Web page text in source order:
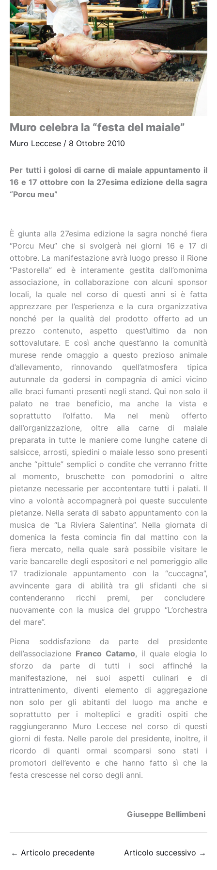
Muro celebra la “festa del maiale”
Muro Leccese / 8 Ottobre 2010
Per tutti i golosi di carne di maiale appuntamento il
16 e 17 ottobre con la 27esima edizione della sagra
“Porcu meu”
È giunta alla 27esima edizione la sagra nonché fiera
“Porcu Meu” che si svolgerà nei giorni 16 e 17 di
ottobre. La manifestazione avrà luogo presso il Rione
“Pastorella” ed è interamente gestita dall’omonima
associazione, in collaborazione con alcuni sponsor
locali, la quale nel corso di questi anni si è fatta
apprezzare per l’esperienza e la cura organizzativa
nonché per la qualità del prodotto offerto ad un
prezzo contenuto, aspetto quest’ultimo da non
sottovalutare. E così anche quest’anno la comunità
murese rende omaggio a questo prezioso animale
d’allevamento, rinnovando quell’atmosfera tipica
autunnale da godersi in compagnia di amici vicino
alle braci fumanti presenti negli stand. Qui non solo il
palato ne trae beneficio, ma anche la vista e
soprattutto l’olfatto. Ma nel menù offerto
dall’organizzazione, oltre alla carne di maiale
preparata in tutte le maniere come lunghe catene di
salsicce, arrosti, spiedini o maiale lesso sono presenti
anche “pittule” semplici o condite che verranno fritte
al momento, bruschette con pomodorini o altre
pietanze necessarie per accontentare tutti i palati. Il
vino a volontà accompagnerà poi queste succulente
pietanze. Nella serata di sabato appuntamento con la
musica de “La Riviera Salentina”. Nella giornata di
domenica la festa comincia fin dal mattino con la
fiera mercato, nella quale sarà possibile visitare le
varie bancarelle degli espositori e nel pomeriggio alle
17 tradizionale appuntamento con la “cuccagna”,
avvincente gara di abilità tra gli sfidanti che si
contenderanno ricchi premi, per concludere
nuovamente con la musica del gruppo “L’orchestra
del mare”.
Piena soddisfazione da parte del presidente
dell’associazione Franco Catamo, il quale elogia lo
sforzo da parte di tutti i soci affinché la
manifestazione, nei suoi aspetti culinari e di
intrattenimento, diventi elemento di aggregazione
non solo per gli abitanti del luogo ma anche e
soprattutto per i molteplici e graditi ospiti che
raggiungeranno Muro Leccese nel corso di questi
giorni di festa. Nelle parole del presidente, inoltre, il
ricordo di quanti ormai scomparsi sono stati i
promotori dell’evento e che hanno fatto sì che la
festa crescesse nel corso degli anni.
Giuseppe Bellimbeni
← Articolo precedente Articolo successivo →